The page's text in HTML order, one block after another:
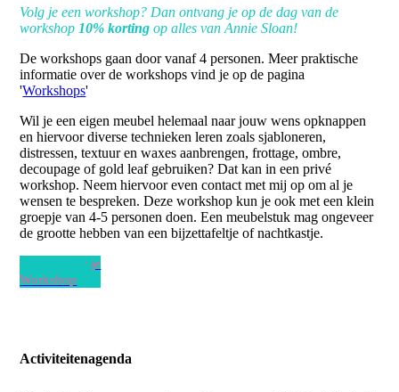
Volg je een workshop? Dan ontvang je op de dag van de
workshop 10% korting op alles van Annie Sloan!
De workshops gaan door vanaf 4 personen. Meer praktische
informatie over de workshops vind je op de pagina
'Workshops'
Wil je een eigen meubel helemaal naar jouw wens opknappen
en hiervoor diverse technieken leren zoals sjabloneren,
distressen, textuur en waxes aanbrengen, frottage, ombre,
decoupage of gold leaf gebruiken? Dat kan in een privé
workshop. Neem hiervoor even contact met mij op om al je
wensen te bespreken. Deze workshop kun je ook met een klein
groepje van 4-5 personen doen. Een meubelstuk mag ongeveer
de grootte hebben van een bijzettafeltje of nachtkastje.
Boek hier je
Workshop
Activiteitenagenda